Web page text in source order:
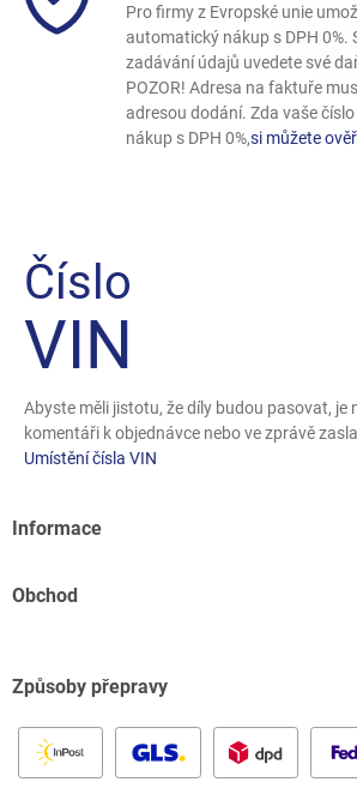
Pro firmy z Evropské unie
automatický nákup s DPH 0%.
zadávání údajů uvedete své
POZOR! Adresa na faktuře
adresou dodání. Zda vaše
nákup s DPH 0%,si můžete
Číslo
VIN
Abyste měli jistotu, že díly budou pasovat, je
komentáři k objednávce nebo ve zprávě
Umístění čísla VIN
Informace
Obchod
Způsoby přepravy